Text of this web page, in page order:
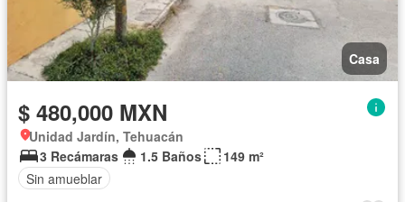
Casa
$ 480,000 MXN
Unidad Jardín, Tehuacán
3 Recámaras
1.5 Baños
149 m²
Sin amueblar